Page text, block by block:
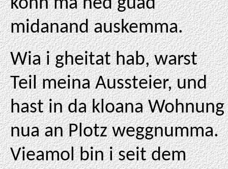
midanand auskemma.
Wia i gheitat hab, warst
Teil meina Aussteier, und
hast in da kloana Wohnung
nua an Plotz weggnumma.
Vieamol bin i seit dem